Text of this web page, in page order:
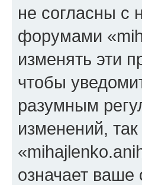
не согласны с
форумами
изменять эти
чтобы
разумным
изменений,
означает ваше